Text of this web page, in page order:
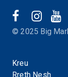
© 2025 Big
Kreu